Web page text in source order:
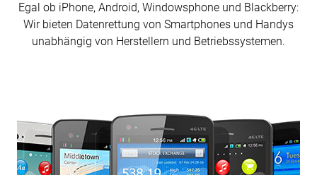
Egal ob iPhone, Android, Windowsphone und Blackberry:
Wir bieten Daten­rettung von Smart­phones und Handys
unabhängig von Herstellern und Betriebs­systemen.